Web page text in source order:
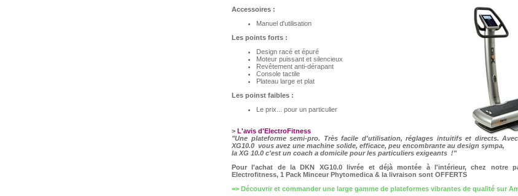
Accessoires :
Manuel d'utilisation
Les points forts :
Design racé et épuré
Moteur puissant et silencieux
Revêtement anti-dérapant
Console tactile
Plateau large et plat
Les poinst faibles :
Le prix... pour un particulier
> L'avis d'ElectroFitness
"Une plateforme semi-pro. Très facile d'utilisation, réglages intuitifs et directs.
XG10.0 vous avez une machine solide, efficace, peu encombrante au design sympa,
la XG 10.0 c'est un coach a domicile pour les particuliers exigeants !"
Pour l'achat de la DKN XG10.0 livrée et déjà montée à l'intérieur, chez notre
Electrofitness, 1 Pack Minceur Phytomedica & la livraison sont OFFERTS
=> Découvrir et commander une large gamme de plateformes vibrantes de qualité sur